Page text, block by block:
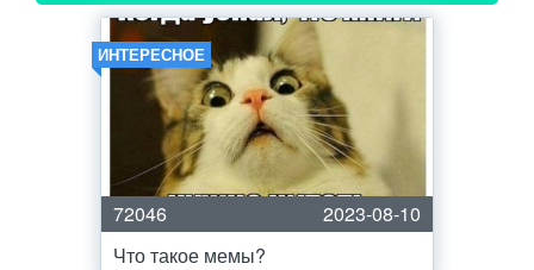
ИНТЕРЕСНОЕ
72046
2023-08-10
Что такое мемы?